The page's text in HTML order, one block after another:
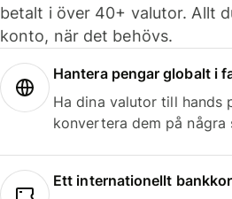
betalt i över 40+ valutor. Allt
konto, när det behövs.
Hantera pengar globalt i
Ha dina valutor till hands
konvertera dem på några
Ett internationellt